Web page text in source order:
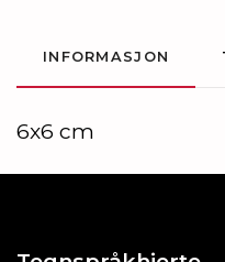
INFORMASJON
6x6 cm